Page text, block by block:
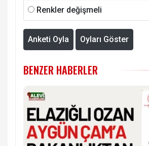
Renkler değişmeli
Anketi Oyla Oyları Göster
BENZER HABERLER